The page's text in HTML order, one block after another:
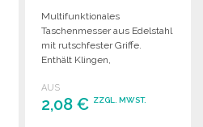
Multifunktionales
Taschenmesser aus Edelstahl
mit rutschfester Griffe.
Enthält Klingen,
Schraubendreher, Feile,
Scheren und Schlüsselring.
AUS
2,08 € ZZGL. MWST.